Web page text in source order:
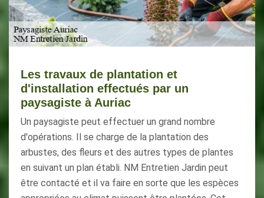
Les travaux de plantation et
d'installation effectués par un
paysagiste à Auriac
Un paysagiste peut effectuer un grand nombre
d'opérations. Il se charge de la plantation des
arbustes, des fleurs et des autres types de plantes
en suivant un plan établi. NM Entretien Jardin peut
être contacté et il va faire en sorte que les espèces